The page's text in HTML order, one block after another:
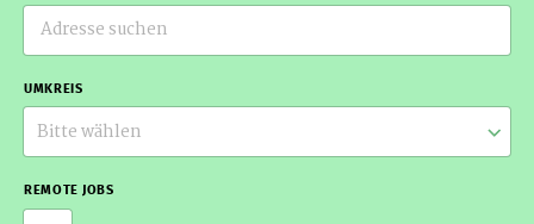
UMKREIS
Bitte wählen
REMOTE JOBS